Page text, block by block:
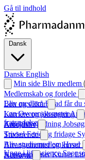
Gå til indhold
Dansk
Dansk English
Min side Bliv medlem
Medlemskab og fordele
Bliv medlemHvad får du
Løn og vilkår
LønOverenskomster
fratrædelse
Karriere og jobsøgning
Karrierevejledning
Arbejdsliv
TrivselFerie og fridage
Studerende
Bliv studiemedlemHvad
Unge i life science
Arrangementer og kurser
ArrangementerKurser
Netværk